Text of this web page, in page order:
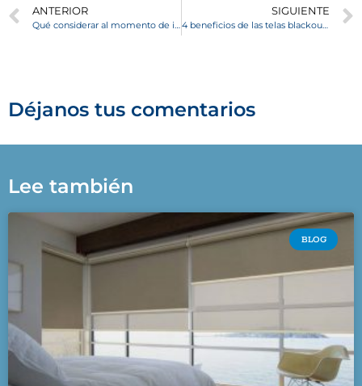
ANTERIOR
Qué considerar al momento de instalar las cortinas roller
SIGUIENTE
4 beneficios de las telas blackout en cortina Roller
Déjanos tus comentarios
Lee también
BLOG